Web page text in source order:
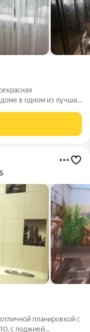
в одном из лучших
комнаты
планировкой с
с лоджией